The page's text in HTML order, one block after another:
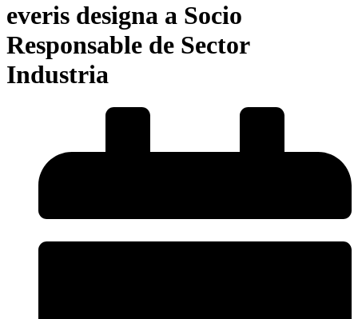
everis designa a Socio
Responsable de Sector
Industria